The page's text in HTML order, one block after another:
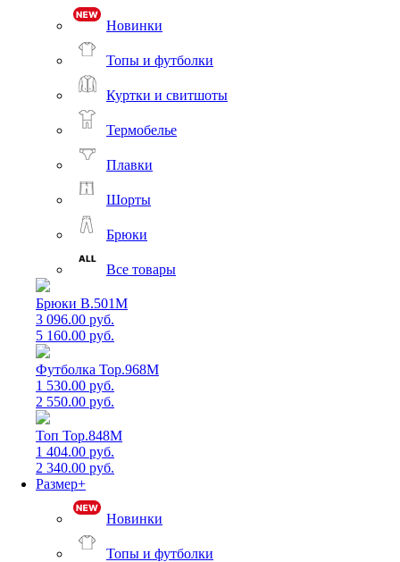
Новинки
Топы и футболки
Куртки и свитшоты
Термобелье
Плавки
Шорты
Брюки
Все товары
Брюки B.501M
3 096.00 руб.
5 160.00 руб.
Футболка Top.968M
1 530.00 руб.
2 550.00 руб.
Топ Top.848M
1 404.00 руб.
2 340.00 руб.
Размер+
Новинки
Топы и футболки